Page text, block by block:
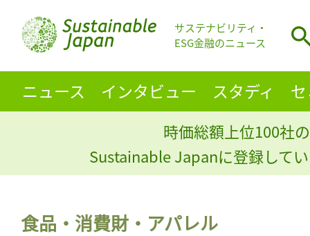
サステナビリティ・
ESG金融のニュース
ニュース インタビュー スタディ
時価総額上位100社
Sustainable Japanに登録して
食品・消費財・アパレル